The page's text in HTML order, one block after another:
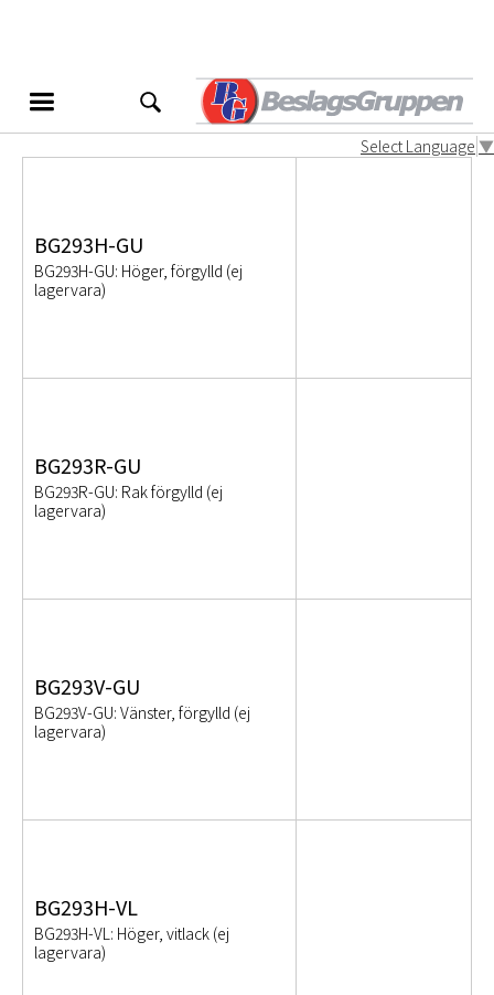
Select Language ▼
Produktvarianter
BG293H-GU
BG293H-GU: Höger, förgylld (ej
lagervara)
BG293R-GU
BG293R-GU: Rak förgylld (ej
lagervara)
BG293V-GU
BG293V-GU: Vänster, förgylld (ej
lagervara)
BG293H-VL
BG293H-VL: Höger, vitlack (ej
lagervara)